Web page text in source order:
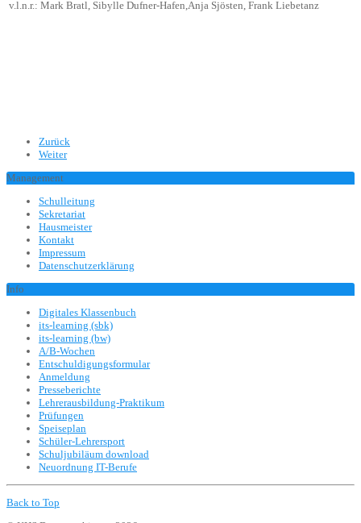
v.l.n.r.: Mark Bratl, Sibylle Dufner-Hafen,Anja Sjösten, Frank Liebetanz
Zurück
Weiter
Management
Schulleitung
Sekretariat
Hausmeister
Kontakt
Impressum
Datenschutzerklärung
Info
Digitales Klassenbuch
its-learning (sbk)
its-learning (bw)
A/B-Wochen
Entschuldigungsformular
Anmeldung
Presseberichte
Lehrerausbildung-Praktikum
Prüfungen
Speiseplan
Schüler-Lehrersport
Schuljubiläum download
Neuordnung IT-Berufe
Back to Top